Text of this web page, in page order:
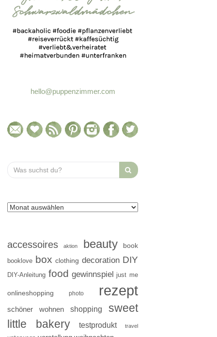
hello@puppenzimmer.com
Search
for:
accessoires aktion beauty book
booklove box clothing decoration DIY
DIY-Anleitung food gewinnspiel just me
onlineshopping photo rezept
schöner wohnen shopping
sweet
little bakery
testprodukt travel